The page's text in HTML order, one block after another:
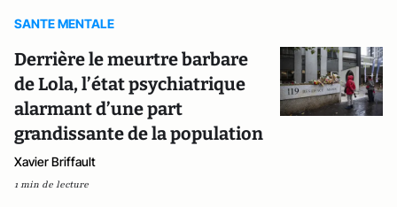
SANTE MENTALE
Derrière le meurtre barbare
de Lola, l’état psychiatrique
alarmant d’une part
grandissante de la population
Xavier Briffault
1 min de lecture